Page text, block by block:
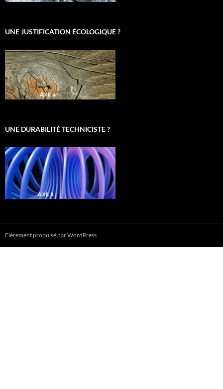
UNE JUSTIFICATION ÉCOLOGIQUE ?
UNE DURABILITÉ TECHNICISTE ?
Fièrement propulsé par WordPress